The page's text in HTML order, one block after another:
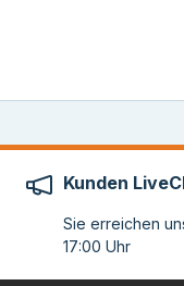
Kunden
Sie erreichen
17:00 Uhr